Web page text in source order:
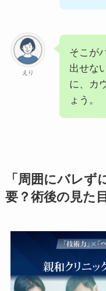
えり
そこが
出せな
に、カ
ょう。
「周囲にバレず
要？術後の見た